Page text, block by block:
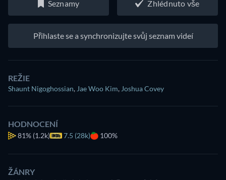
Seznamy Zhlédnuto vše
Přihlaste se a synchronizujte svůj seznam videí
REŽIE
Shaunt Nigoghossian, Jae Woo Kim, Joshua Covey
HODNOCENÍ
81% (1.2k) 7.5 (28k) 100%
ŽÁNRY